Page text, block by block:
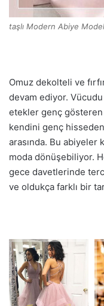
taşlı Modern Abiye
Omuz dekolteli ve
devam ediyor. Vücudu
etekler genç
kendini genç
arasında. Bu
moda dönüşebiliyor.
gece davetlerinde
ve oldukça farklı bir